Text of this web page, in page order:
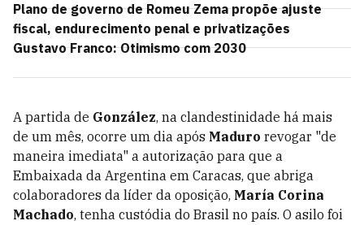
Plano de governo de Romeu Zema propõe ajuste
fiscal, endurecimento penal e privatizações
Gustavo Franco: Otimismo com 2030
A partida de González, na clandestinidade há mais
de um mês, ocorre um dia após Maduro revogar "de
maneira imediata" a autorização para que a
Embaixada da Argentina em Caracas, que abriga
colaboradores da líder da oposição, María Corina
Machado, tenha custódia do Brasil no país. O asilo foi